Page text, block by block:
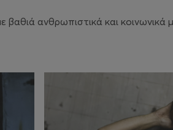
ανθρωπιστικά και κοινωνικά